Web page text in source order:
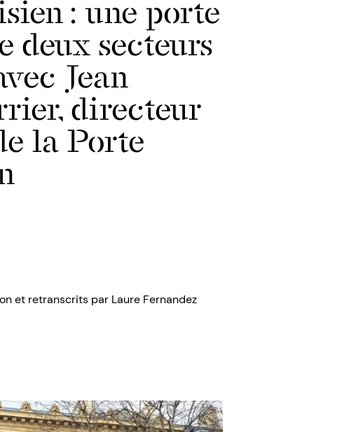
: une porte
deux secteurs
Jean
directeur
la Porte
et retranscrits par Laure Fernandez